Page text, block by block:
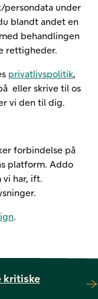
persondata under
blandt andet en
behandlingen
rettigheder.
privatlivspolitik,
eller skrive til os
vi den til dig.
forbindelse på
s platform. Addo
vi har, ift.
.
kritiske